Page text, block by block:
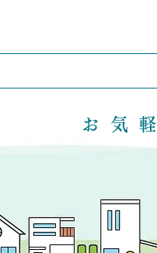
お気